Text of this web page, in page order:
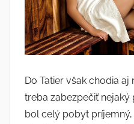
Do Tatier však chodia
treba zabezpečiť
bol celý pobyt